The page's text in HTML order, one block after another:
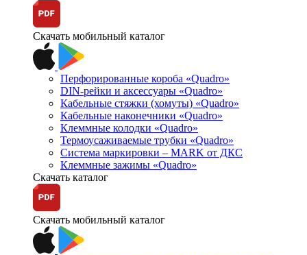
Скачать мобильный каталог
Перфорированные короба «Quadro»
DIN-рейки и аксессуары «Quadro»
Кабельные стяжки (хомуты) «Quadro»
Кабельные наконечники «Quadro»
Клеммные колодки «Quadro»
Термоусаживаемые трубки «Quadro»
Система маркировки – MARK от ДКС
Клеммные зажимы «Quadro»
Скачать каталог
Скачать мобильный каталог